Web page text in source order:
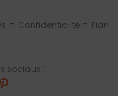
sociaux :
Confidentialité
Plan